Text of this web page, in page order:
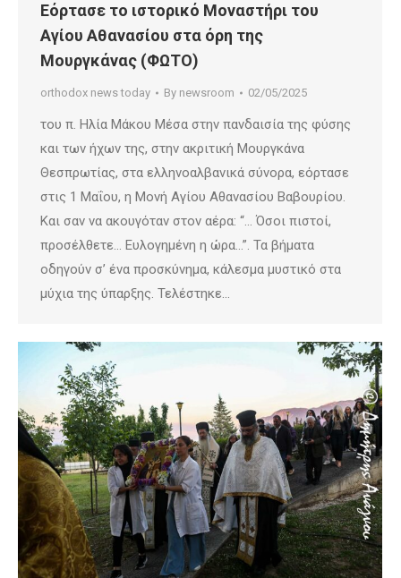
Εόρτασε το ιστορικό Μοναστήρι του
Αγίου Αθανασίου στα όρη της
Μουργκάνας (ΦΩΤΟ)
orthodox news today By newsroom 02/05/2025
του π. Ηλία Μάκου Μέσα στην πανδαισία της φύσης
και των ήχων της, στην ακριτική Μουργκάνα
Θεσπρωτίας, στα ελληνοαλβανικά σύνορα, εόρτασε
στις 1 Μαΐου, η Μονή Αγίου Αθανασίου Bαβουρίου.
Και σαν να ακουγόταν στον αέρα: “… Όσοι πιστοί,
προσέλθετε… Ευλογημένη η ώρα…”. Τα βήματα
οδηγούν σ’ ένα προσκύνημα, κάλεσμα μυστικό στα
μύχια της ύπαρξης. Τελέστηκε…